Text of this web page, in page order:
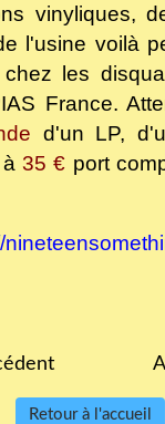
vinyliques,
l'usine voilà
les
France.
d'un LP,
35 € port
Retour à l'accueil